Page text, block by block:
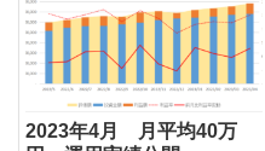
をとり、投資パフォーマンスを向
上させる方法をご紹介いたしま
す。
2023年4月 月平均40万